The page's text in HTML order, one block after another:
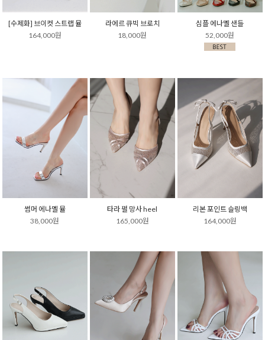
[수제화] 브이컷 스트랩 뮬
164,000원
라에르 큐빅 브로치
18,000원
심플 에나멜 샌들
52,000원
썸머 에나멜 뮬
38,000원
타라 펄 망사 heel
165,000원
리본 포인트 슬링백
164,000원